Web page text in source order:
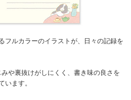
フルカラーのイラストが、日々の記録を
や裏抜けがしにくく、書き味の良さを
います。